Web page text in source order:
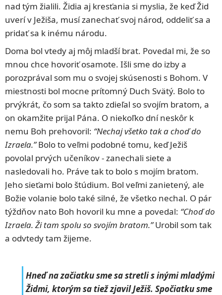
nad tým žialili. Židia aj kresťania si myslia, že keď Žid
uverí v Ježiša, musí zanechať svoj národ, oddeliť sa a
pridať sa k inému národu.
Doma bol vtedy aj môj mladší brat. Povedal mi, že so
mnou chce hovoriť osamote. Išli sme do izby a
porozprával som mu o svojej skúsenosti s Bohom. V
miestnosti bol mocne prítomný Duch Svätý. Bolo to
prvýkrát, čo som sa takto zdieľal so svojím bratom, a
on okamžite prijal Pána. O niekoľko dní neskôr k
nemu Boh prehovoril: “Nechaj všetko tak a choď do
Izraela.”Bolo to veľmi podobné tomu, keď Ježiš
povolal prvých učeníkov - zanechali siete a
nasledovali ho. Práve tak to bolo s mojím bratom.
Jeho sieťami bolo štúdium. Bol veľmi zanietený, ale
Božie volanie bolo také silné, že všetko nechal. O pár
týždňov nato Boh hovoril ku mne a povedal: “Choď do
Izraela. Ži tam spolu so svojím bratom.”Urobil som tak
a odvtedy tam žijeme.
Hneď na začiatku sme sa stretli s inými mladými
Židmi, ktorým sa tiež zjavil Ježiš. Spočiatku sme